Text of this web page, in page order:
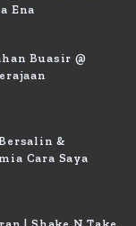
Ena
Buasir @
&
Cara Saya